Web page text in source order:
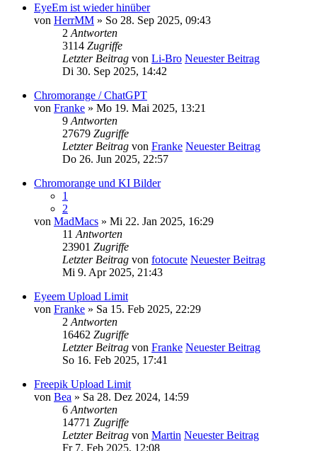
EyeEm ist wieder hinüber
von HerrMM » So 28. Sep 2025, 09:43
2 Antworten
3114 Zugriffe
Letzter Beitrag von Li-Bro Neuester Beitrag
Di 30. Sep 2025, 14:42
Chromorange / ChatGPT
von Franke » Mo 19. Mai 2025, 13:21
9 Antworten
27679 Zugriffe
Letzter Beitrag von Franke Neuester Beitrag
Do 26. Jun 2025, 22:57
Chromorange und KI Bilder
1
2
von MadMacs » Mi 22. Jan 2025, 16:29
11 Antworten
23901 Zugriffe
Letzter Beitrag von fotocute Neuester Beitrag
Mi 9. Apr 2025, 21:43
Eyeem Upload Limit
von Franke » Sa 15. Feb 2025, 22:29
2 Antworten
16462 Zugriffe
Letzter Beitrag von Franke Neuester Beitrag
So 16. Feb 2025, 17:41
Freepik Upload Limit
von Bea » Sa 28. Dez 2024, 14:59
6 Antworten
14771 Zugriffe
Letzter Beitrag von Martin Neuester Beitrag
Fr 7. Feb 2025, 12:08